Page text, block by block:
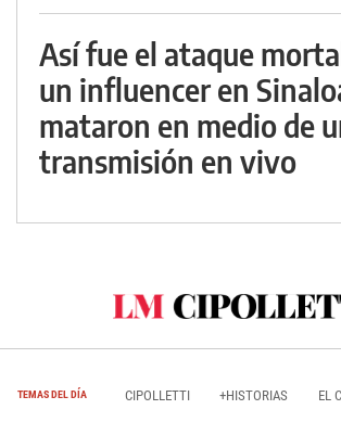
Así fue el ataque
un influencer en
mataron en medio de
transmisión en vivo
TEMAS DEL DÍA CIPOLLETTI +HISTORIAS EL